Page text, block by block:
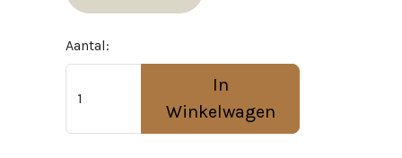
Aantal:
In
Winkelwagen